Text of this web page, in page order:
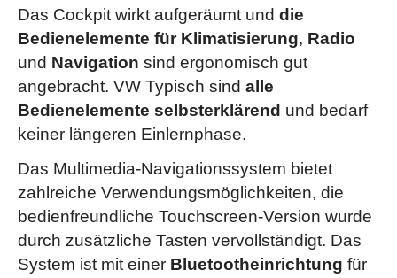
Scheibenwaschdüsen vorn automatisch beheizt
(ab Ausstattung "Exclusiv")
Start-Stopp-System mit Bremsenergie-
Rückgewinnung
Tagfahrlicht
Vordersitze mit Höheneinstellung
Vordersitze beheizbar(ab Ausstattung "Exclusiv")
Vordersitze mit elektrischer 14-Wege-Einstellung
(ab Ausstattung "Exclusiv")
Zentralverriegelung mit Funkfernbedienung
(Innenschalter und Crashsensor für automatische Öffnung)
Fahrwerk sportlich abgestimmt
Gepäckraumklappe mit elektrischer Öffnung und
Schließung
„Easy Open“-Gepäckraumklappemit
sensorgesteuerter Öffnung und elektrischer Schließung
(berührungslose Öffnung der Gepäckraumklappe mittels
Klimaanlage „Climatronic“als Doppelklimaanlage
(4-Zonen-Temperaturregelung mit indirektem
Luftfederung mit automatischer Niveauregelung
Das Cockpit wirkt aufgeräumt und die
Bedienelemente für Klimatisierung, Radio
und Navigation sind ergonomisch gut
angebracht. VW Typisch sind alle
Bedienelemente selbsterklärend und bedarf
keiner längeren Einlernphase.
Das Multimedia-Navigationssystem bietet
zahlreiche Verwendungsmöglichkeiten, die
bedienfreundliche Touchscreen-Version wurde
durch zusätzliche Tasten vervollständigt. Das
System ist mit einer Bluetootheinrichtung für